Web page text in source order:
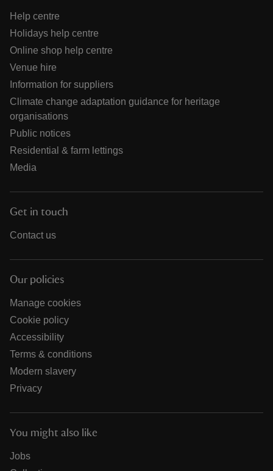
Help centre
Holidays help centre
Online shop help centre
Venue hire
Information for suppliers
Climate change adaptation guidance for heritage
organisations
Public notices
Residential & farm lettings
Media
Get in touch
Contact us
Our policies
Manage cookies
Cookie policy
Accessibility
Terms & conditions
Modern slavery
Privacy
You might also like
Jobs